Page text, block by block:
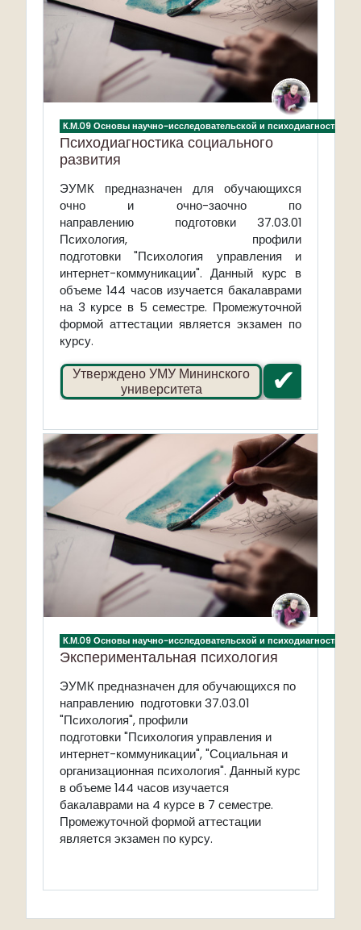
К.М.09 Основы научно-исследовательской и
Психодиагностика социального
развития
ЭУМК предназначен для обучающихся
очно и очно-заочно по
направлению подготовки 37.03.01
Психология, профили
подготовки "Психология управления и
интернет-коммуникации". Данный курс в
объеме 144 часов изучается бакалаврами
на 3 курсе в 5 семестре. Промежуточной
формой аттестации является экзамен по
курсу.
Утверждено УМУ Мининского
университета
✔
К.М.09 Основы научно-исследовательской и
Экспериментальная психология
ЭУМК предназначен для обучающихся по
направлению подготовки 37.03.01
"Психология", профили
подготовки "Психология управления и
интернет-коммуникации", "Социальная и
организационная психология". Данный курс
в объеме 144 часов изучается
бакалаврами на 4 курсе в 7 семестре.
Промежуточной формой аттестации
является экзамен по курсу.